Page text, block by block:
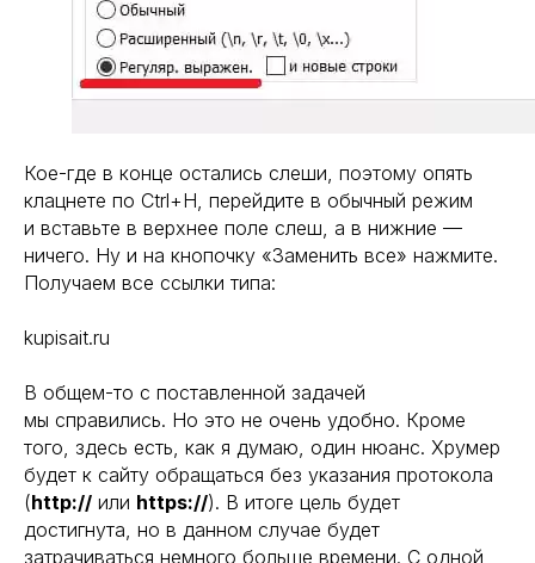
Кое-где в конце остались слеши, поэтому опять
клацнете по Ctrl+H, перейдите в обычный режим
и вставьте в верхнее поле слеш, а в нижние —
ничего. Ну и на кнопочку «Заменить все» нажмите.
Получаем все ссылки типа:
kupisait.ru
В общем-то с поставленной задачей
мы справились. Но это не очень удобно. Кроме
того, здесь есть, как я думаю, один нюанс. Хрумер
будет к сайту обращаться без указания протокола
(http:// или https://). В итоге цель будет
достигнута, но в данном случае будет
затрачиваться немного больше времени. С одной